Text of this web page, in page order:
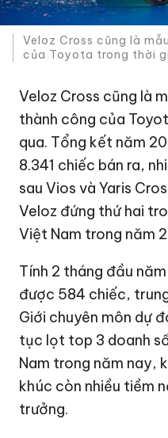
Veloz Cross cũng là
của Toyota trong thời
Veloz Cross cũng là
thành công của
qua. Tổng kết năm
8.341 chiếc bán ra,
sau Vios và Yaris
Veloz đứng thứ hai
Việt Nam trong năm
Tính 2 tháng đầu
được 584 chiếc,
Giới chuyên môn dự
tục lọt top 3 doanh
Nam trong năm nay,
khúc còn nhiều tiềm
trưởng.